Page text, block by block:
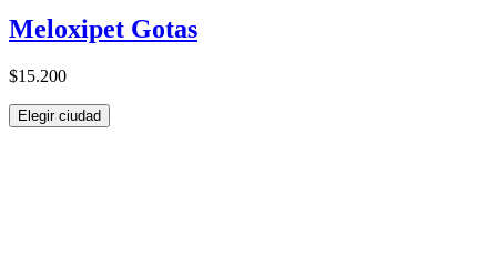
Meloxipet Gotas
$15.200
Elegir ciudad